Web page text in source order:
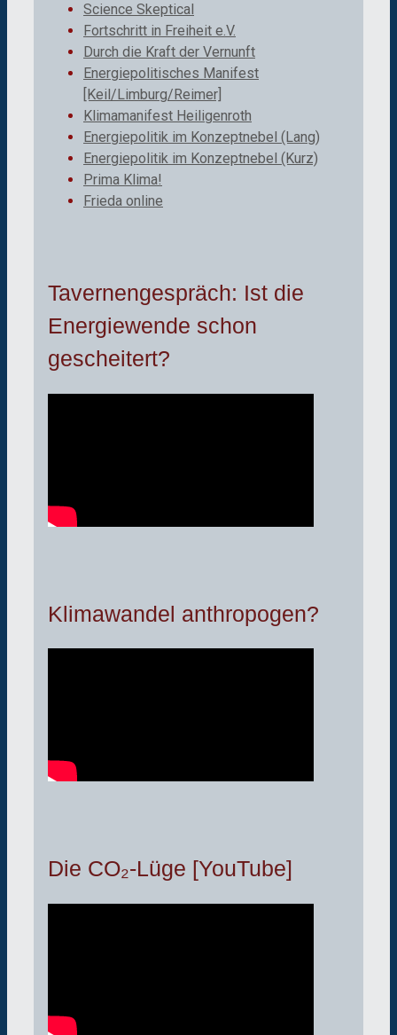
Science Skeptical
Fortschritt in Freiheit e.V.
Durch die Kraft der Vernunft
Energiepolitisches Manifest
[Keil/Limburg/Reimer]
Klimamanifest Heiligenroth
Energiepolitik im Konzeptnebel (Lang)
Energiepolitik im Konzeptnebel (Kurz)
Prima Klima!
Frieda online
Tavernengespräch: Ist die
Energiewende schon
gescheitert?
Klimawandel anthropogen?
Die CO₂-Lüge [YouTube]